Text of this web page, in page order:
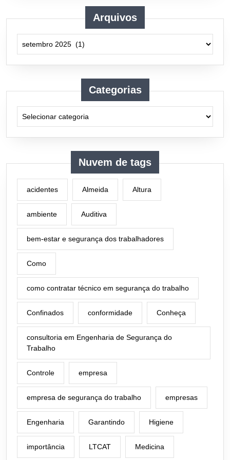
Arquivos
Categorias
Nuvem de tags
acidentes Almeida Altura
ambiente Auditiva
bem-estar e segurança dos trabalhadores
Como
como contratar técnico em segurança do trabalho
Confinados conformidade Conheça
consultoria em Engenharia de Segurança do
Trabalho
Controle empresa
empresa de segurança do trabalho empresas
Engenharia Garantindo Higiene
importância LTCAT Medicina